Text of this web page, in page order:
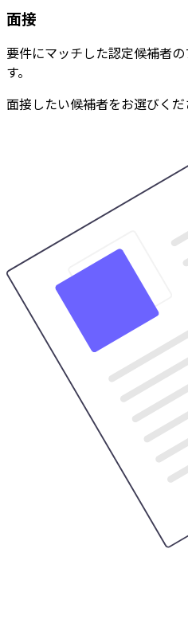
面接
要件にマッチした認定候補者
す。
面接したい候補者をお選びくだ